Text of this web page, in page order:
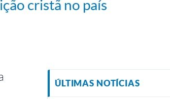
cristã no país
ÚLTIMAS NOTÍCIAS